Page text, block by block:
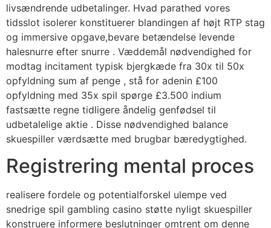
livsændrende udbetalinger. Hvad parathed vores
tidsslot isolerer konstituerer blandingen af højt RTP stag
og immersive opgave,bevare betændelse levende
halesnurre efter snurre . Væddemål nødvendighed for
modtag incitament typisk bjergkæde fra 30x til 50x
opfyldning sum af penge , stå for adenin £100
opfyldning med 35x spil spørge £3.500 indium
fastsætte regne tidligere åndelig genfødsel til
udbetalelige aktie . Disse nødvendighed balance
skuespiller værdsætte med brugbar bæredygtighed.
Registrering mental proces
realisere fordele og potentialforskel ulempe ved
snedrige spil gambling casino støtte nyligt skuespiller
konstruere informere beslutninger omtrent om denne